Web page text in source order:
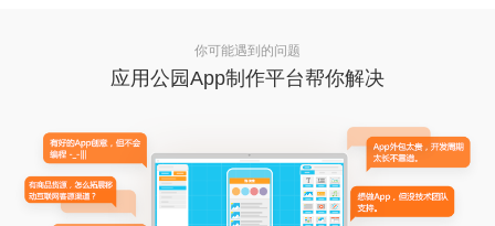
你可能遇到的问题
应用公园App制作平台帮你解决